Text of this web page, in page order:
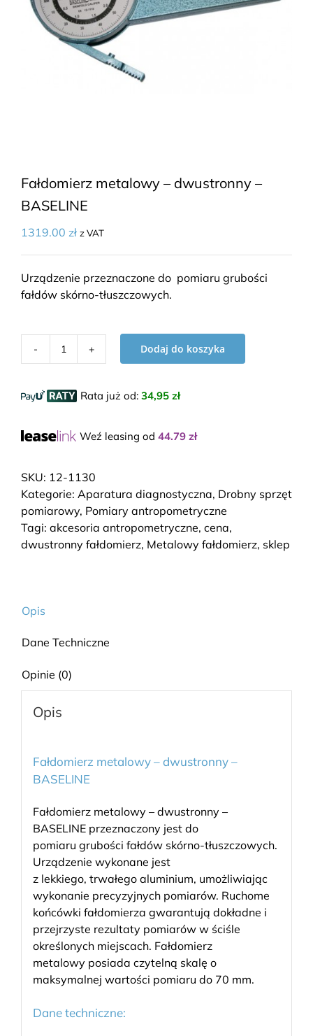
Fałdomierz metalowy – dwustronny –
BASELINE
1319.00 zł z VAT
Urządzenie przeznaczone do pomiaru grubości
fałdów skórno-tłuszczowych.
ilość
metalowy
-
-
Dodaj do koszyka
Rata już od: 34,95 zł
Weź leasing od 44.79 zł
SKU: 12-1130
Kategorie: Aparatura diagnostyczna, Drobny sprzęt
pomiarowy, Pomiary antropometryczne
Tagi: akcesoria antropometryczne, cena,
dwustronny fałdomierz, Metalowy fałdomierz, sklep
Opis
Dane Techniczne
Opinie (0)
Opis
Fałdomierz metalowy – dwustronny –
BASELINE
Fałdomierz metalowy – dwustronny –
BASELINE przeznaczony jest do
pomiaru grubości fałdów skórno-tłuszczowych.
Urządzenie wykonane jest
z lekkiego, trwałego aluminium, umożliwiając
wykonanie precyzyjnych pomiarów. Ruchome
końcówki fałdomierza gwarantują dokładne i
przejrzyste rezultaty pomiarów w ściśle
określonych miejscach. Fałdomierz
metalowy posiada czytelną skalę o
maksymalnej wartości pomiaru do 70 mm.
Dane techniczne: